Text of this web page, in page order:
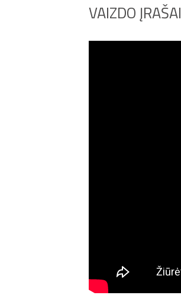
VAIZDO ĮRAŠAI